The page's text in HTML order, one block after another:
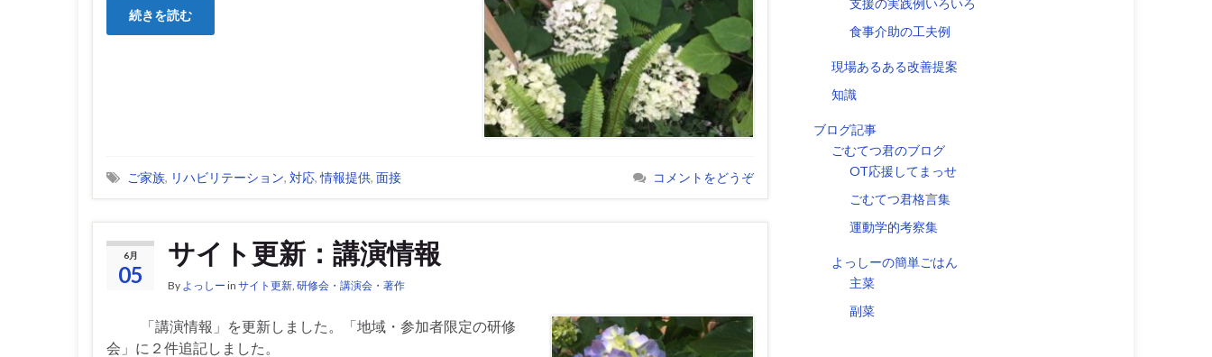
続きを読む
ご家族, リハビリテーション, 対応,情報提供, 面接 コメントをどうぞ
6月
05
サイト更新：講演情報
By よっしー in サイト更新 研修会・講演会・著作
「講演情報」を更新しました。「地域・参加者限定の研修
会」に２件追記しました。
支援の実践例いろいろ
食事介助の工夫例
現場あるある改善提案
知識
ブログ記事
ごむてつ君のブログ
OT応援してまっせ
ごむてつ君格言集
運動学的考察集
よっしーの簡単ごはん
主菜
副菜